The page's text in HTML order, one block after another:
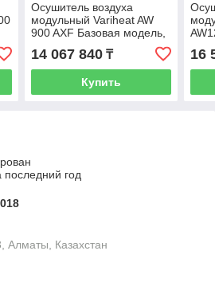
Осушитель воздуха
модульный Variheat AW
900 AXF Базовая модель,
14 067 840₸
Купить
16
последний год
Алматы, Казахстан